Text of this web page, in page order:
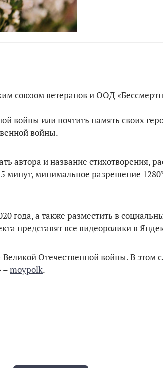
союзом ветеранов и ООД
войны или почтить память своих
войны.
автора и название стихотворения,
минут, минимальное разрешение
года, а также разместить в
представят все видеоролики в
Отечественной войны. В этом
–moypolk.